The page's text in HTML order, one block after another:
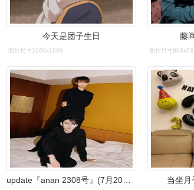
今天是团子生日
图片尺寸1069x1069
藤
图片尺寸
update『anan 2308号』(7月20日発売) 676767#藤间斋#市川团子 当坐月